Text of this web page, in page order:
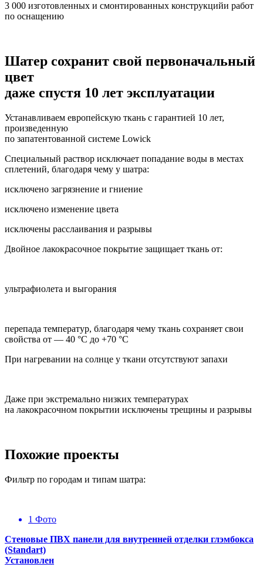
3 000 изготовленных и смонтированных конструкцийи работ
по оснащению
Шатер сохранит свой первоначальный
цвет
даже спустя 10 лет эксплуатации
Устанавливаем европейскую ткань с гарантией 10 лет,
произведенную
по запатентованной системе Lowick
Специальный раствор исключает попадание воды в местах
сплетений, благодаря чему у шатра:
исключено загрязнение и гниение
исключено изменение цвета
исключены расслаивания и разрывы
Двойное лакокрасочное покрытие защищает ткань от:
ультрафиолета и выгорания
перепада температур, благодаря чему ткань сохраняет свои
свойства от — 40 °C до +70 °C
При нагревании на солнце у ткани отсутствуют запахи
Даже при экстремально низких температурах
на лакокрасочном покрытии исключены трещины и разрывы
Похожие проекты
Фильтр по городам и типам шатра:
1 Фото
Стеновые ПВХ панели для внутренней отделки глэмбокса
(Standart)
Установлен